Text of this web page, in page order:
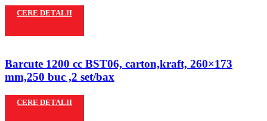
CERE DETALII
Barcute 1200 cc BST06, carton,kraft, 260×173
mm,250 buc ,2 set/bax
CERE DETALII